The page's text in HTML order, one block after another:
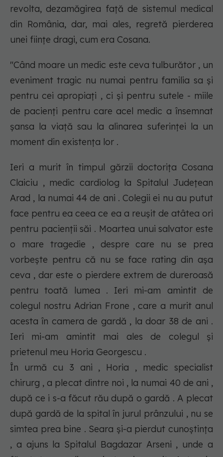
revolta, dezamăgirea față de sistemul medical
din România, dar, mai ales, regretă pierderea
unei ființe dragi, cum era Cosana.
"Când moare un medic este ceva tulburător , un
eveniment tragic nu numai pentru familia sa și
pentru cei apropiați , ci și pentru sutele - miile
de pacienți pentru care acel medic a însemnat
șansa la viață sau la alinarea suferinței la un
moment din existența lor .
Ieri a murit în timpul gărzii doctorița Cosana
Claiciu , medic cardiolog la Spitalul Județean
Arad , la numai 44 de ani . Colegii ei nu au putut
face pentru ea ceea ce ea a reușit de atâtea ori
pentru pacienții săi . Moartea unui salvator este
o mare tragedie , despre care nu se prea
vorbește pentru că nu se face rating din așa
ceva , dar este o pierdere extrem de dureroasă
pentru toată lumea . Ieri mi-am amintit de
colegul nostru Adrian Frone , care a murit anul
acesta în camera de gardă , la doar 38 de ani .
Ieri mi-am amintit mai ales de colegul și
prietenul meu Horia Georgescu .
În urmă cu 3 ani , Horia , medic specialist
chirurg , a plecat dintre noi , la numai 40 de ani ,
după ce i s-a făcut rău după o gardă . A plecat
după gardă de la spital în jurul prânzului , nu se
simtea prea bine . Seara și-a pierdut cunoștința
, a ajuns la Spitalul Bagdazar Arseni , unde a